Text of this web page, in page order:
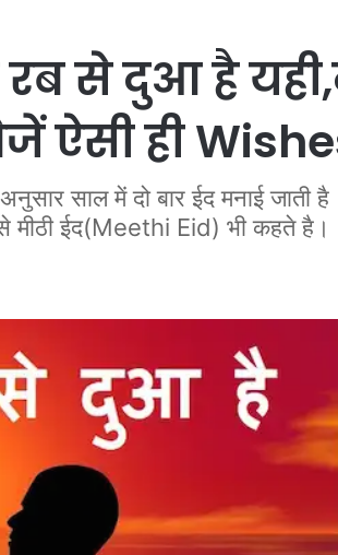
रब से दुआ है
ऐसी ही
साल में दो बार ईद मनाई
मीठी ईद(Meethi Eid) भी कहते है।